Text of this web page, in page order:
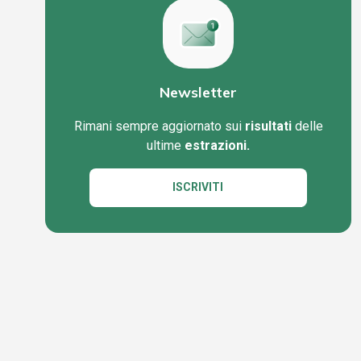
Newsletter
Rimani sempre aggiornato sui risultatidelle
ultime estrazioni.
ISCRIVITI